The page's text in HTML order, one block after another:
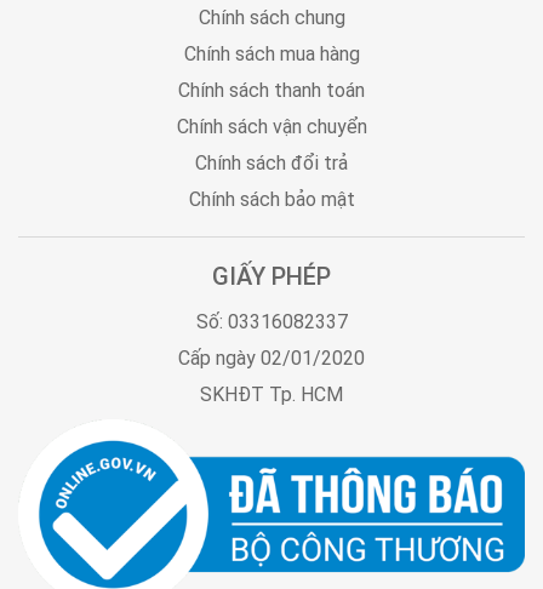
Chính sách chung
Chính sách mua hàng
Chính sách thanh toán
Chính sách vận chuyển
Chính sách đổi trả
Chính sách bảo mật
GIẤY PHÉP
Số: 03316082337
Cấp ngày 02/01/2020
SKHĐT Tp. HCM